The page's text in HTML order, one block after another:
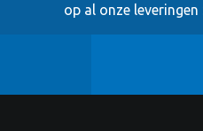
op al onze leveringen